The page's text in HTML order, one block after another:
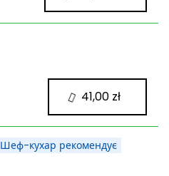
Шеф-кухар рекомендує